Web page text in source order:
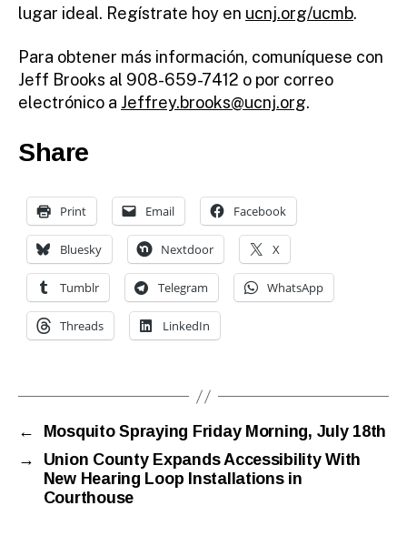
lugar ideal. Regístrate hoy en ucnj.org/ucmb.
Para obtener más información, comuníquese con
Jeff Brooks al 908-659-7412 o por correo
electrónico a Jeffrey.brooks@ucnj.org.
Share
Print Email Facebook
Bluesky Nextdoor X
Tumblr Telegram WhatsApp
Threads LinkedIn
←
Mosquito Spraying Friday Morning, July 18th
→
Union County Expands Accessibility With
New Hearing Loop Installations in
Courthouse